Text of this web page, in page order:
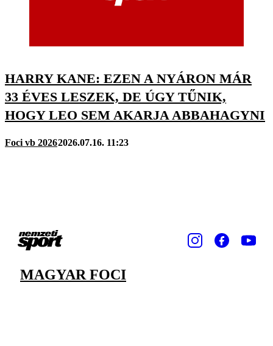
HARRY KANE: EZEN A NYÁRON MÁR
33 ÉVES LESZEK, DE ÚGY TŰNIK,
HOGY LEO SEM AKARJA ABBAHAGYNI
Foci vb 20262026.07.16. 11:23
MAGYAR FOCI